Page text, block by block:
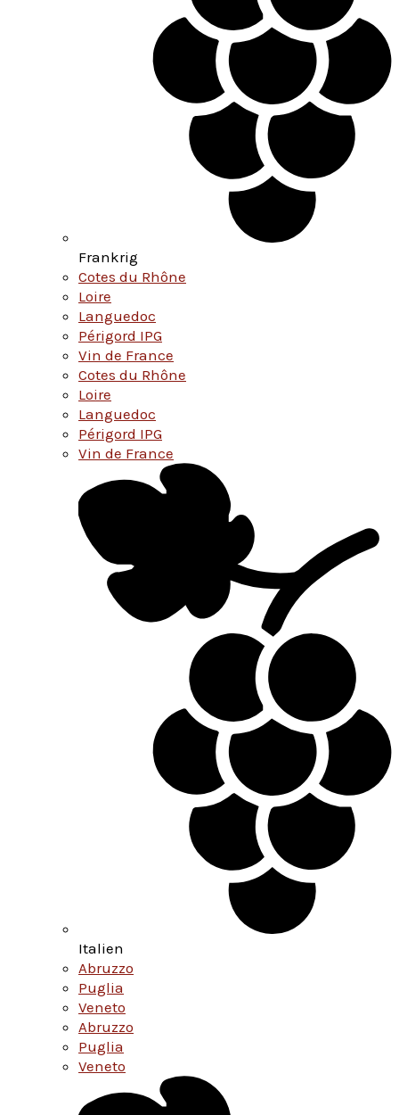
Frankrig
Cotes du Rhône
Loire
Languedoc
Périgord IPG
Vin de France
Cotes du Rhône
Loire
Languedoc
Périgord IPG
Vin de France
Italien
Abruzzo
Puglia
Veneto
Abruzzo
Puglia
Veneto